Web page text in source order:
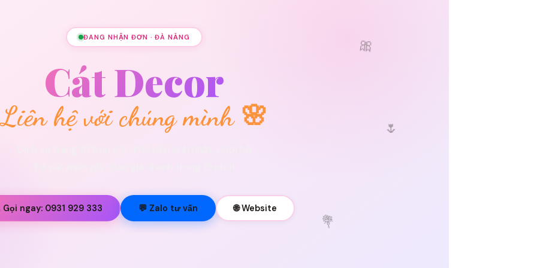
🎀
🌷
💐
ĐANG NHẬN ĐƠN · ĐÀ NẴNG
Cát Decor
Liên hệ với chúng mình 🌸
Gọi ngay: 0931 929 333 💬 Zalo tư vấn 🌐 Website